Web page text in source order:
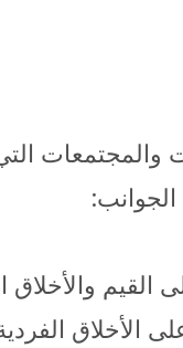
القيم
الأخلاق